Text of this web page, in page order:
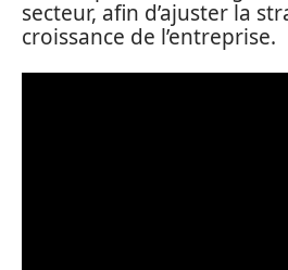
secteur, afin d’ajuster la
croissance de l’entreprise.